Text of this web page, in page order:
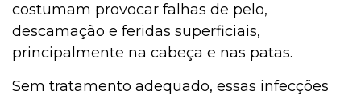
costumam provocar falhas de pelo,
descamação e feridas superficiais,
principalmente na cabeça e nas patas.
Sem tratamento adequado, essas infecções